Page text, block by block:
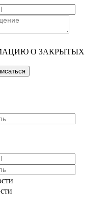
О ЗАКРЫТЫХ